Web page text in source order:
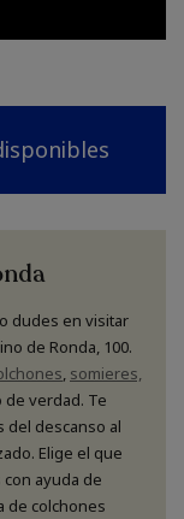
dudes en visitar
de Ronda, 100.
, somieres,
verdad. Te
del descanso al
Elige el que
ayuda de
de colchones